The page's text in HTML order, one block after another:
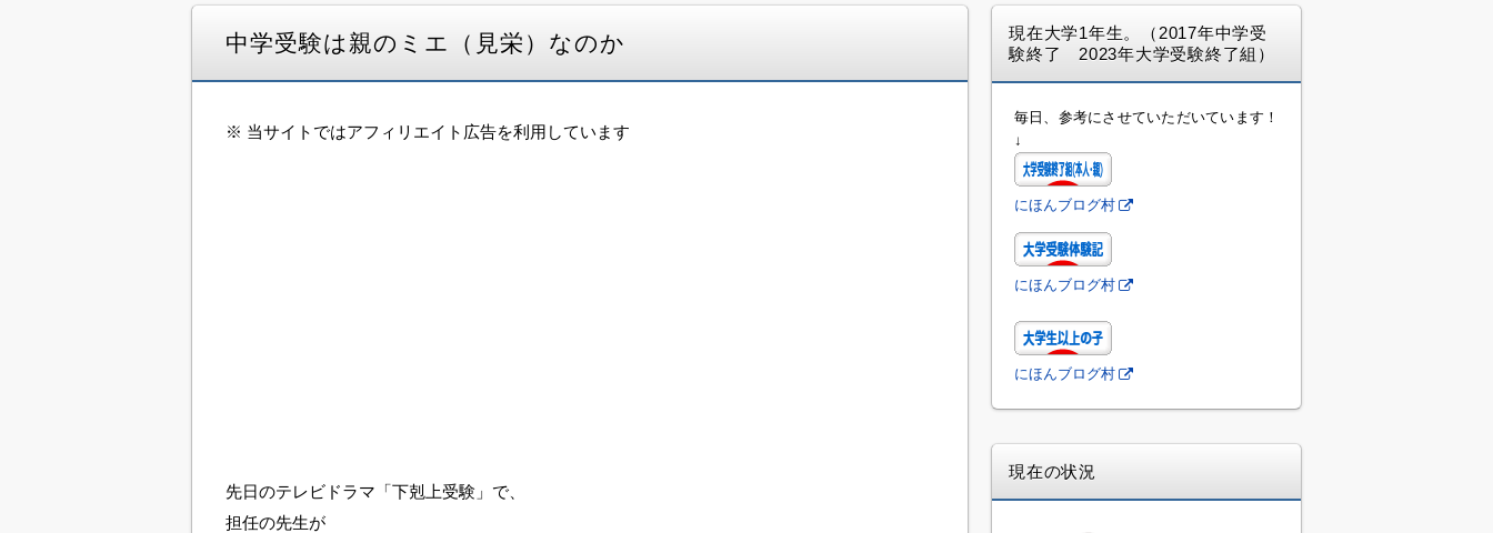
中学受験は親のミエ（見栄）なのか
※ 当サイトではアフィリエイト広告を利用しています
先日のテレビドラマ「下剋上受験」で、
担任の先生が
現在大学1年生。（2017年中学受
験終了 2023年大学受験終了組）
毎日、参考にさせていただいています！
↓
にほんブログ村
にほんブログ村
にほんブログ村
現在の状況